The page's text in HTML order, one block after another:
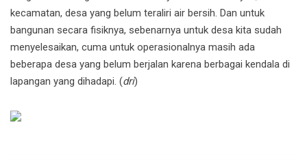
kecamatan, desa yang belum teraliri air bersih. Dan untuk
bangunan secara fisiknya, sebenarnya untuk desa kita sudah
menyelesaikan, cuma untuk operasionalnya masih ada
beberapa desa yang belum berjalan karena berbagai kendala di
lapangan yang dihadapi. (dri)